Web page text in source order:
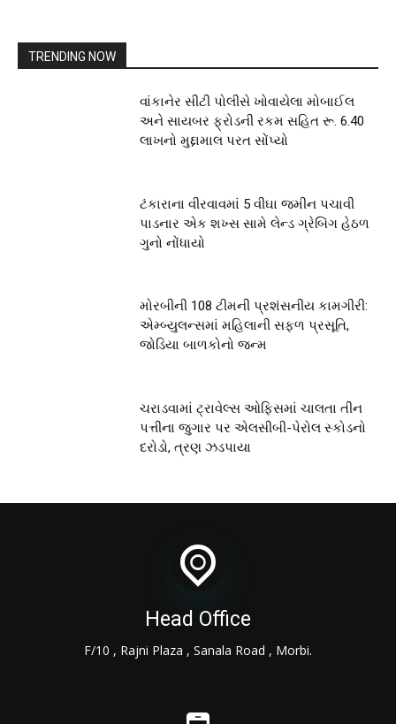
TRENDING NOW
વાંકાનેર સીટી પોલીસે ખોવાયેલા મોબાઈલ
અને સાયબર ફ્રોડની રકમ સહિત રૂ. 6.40
લાખનો મુદ્દામાલ પરત સોંપ્યો
ટંકારાના વીરવાવમાં 5 વીઘા જમીન પચાવી
પાડનાર એક શખ્સ સામે લેન્ડ ગ્રેબિંગ હેઠળ
ગુનો નોંધાયો
મોરબીની 108 ટીમની પ્રશંસનીય કામગીરી:
એમ્બ્યુલન્સમાં મહિલાની સફળ પ્રસૂતિ,
જોડિયા બાળકોનો જન્મ
ચરાડવામાં ટ્રાવેલ્સ ઓફિસમાં ચાલતા તીન
પત્તીના જુગાર પર એલસીબી-પેરોલ સ્કોડનો
દરોડો, ત્રણ ઝડપાયા
Head Office
F/10 , Rajni Plaza , Sanala Road , Morbi.